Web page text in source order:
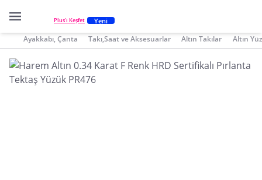
Plus'ı Keşfet Yeni
Ayakkabı, Çanta Takı,Saat ve Aksesuarlar Altın Takılar Altın